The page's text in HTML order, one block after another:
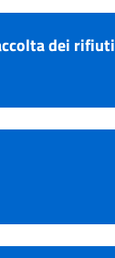
dei rifiuti